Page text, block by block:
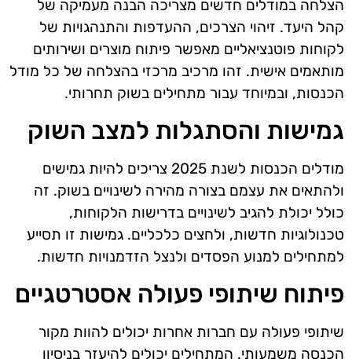
הצלחה במודלים חדשים מצריכה הבנה מעמיקה של
קהל היעד. זיהוי הצרכים, ההעדפות והתנהגויות של
לקוחות פוטנציאליים מאפשר פיתוח מוצרים ושירותים
מותאמים אישית. זהו מרכיב מרכזי בהצלחה של כל מודל
הכנסות, ובמיוחד עבור מתחילים בשוק תחרותי.
גמישות והסתגלות למצב השוק
מודלים הכנסות לשנת 2025 צריכים להיות גמישים
ולהתאים את עצמם בצורה מהירה לשינויים בשוק. זה
כולל יכולת להגיב לשינויים בדרישות הלקוחות,
טכנולוגיות חדשות, ולחצים כלכליים. גמישות זו תסייע
למתחילים למנוע הפסדים ולנצל הזדמנויות חדשות.
פיתוח שיתופי פעולה אסטרטגיים
שיתופי פעולה עם חברות אחרות יכולים להוות מקור
הכנסה משמעותי. המתחילים יכולים להיעזר בניסיון